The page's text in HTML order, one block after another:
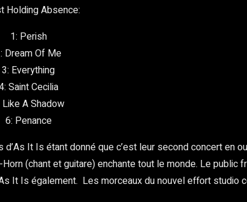
Holding Absence:
1: Perish
Dream Of Me
3: Everything
Saint Cecilia
Like A Shadow
6: Penance
It Is étant donné que c’est leur second concert en
(chant et guitare) enchante tout le monde. Le public
It Is également. Les morceaux du nouvel effort studio